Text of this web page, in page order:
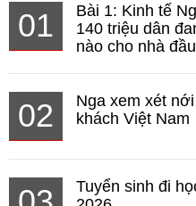
01
Bài 1: Kinh tế
140 triệu dân
nào cho nhà
02
Nga xem xét
khách Việt Nam
Tuyển sinh đi